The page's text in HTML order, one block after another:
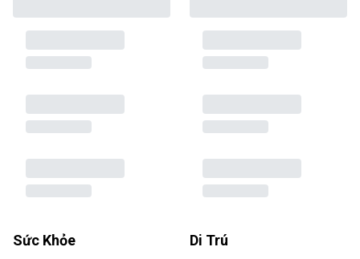
Sức Khỏe Di Trú